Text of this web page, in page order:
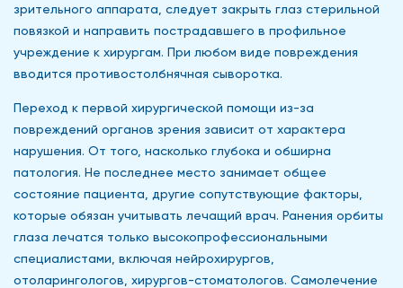
зрительного аппарата, следует закрыть глаз стерильной
повязкой и направить пострадавшего в профильное
учреждение к хирургам. При любом виде повреждения
вводится противостолбнячная сыворотка.
Переход к первой хирургической помощи из-за
повреждений органов зрения зависит от характера
нарушения. От того, насколько глубока и обширна
патология. Не последнее место занимает общее
состояние пациента, другие сопутствующие факторы,
которые обязан учитывать лечащий врач. Ранения орбиты
глаза лечатся только высокопрофессиональными
специалистами, включая нейрохирургов,
отоларингологов, хирургов-стоматологов. Самолечение